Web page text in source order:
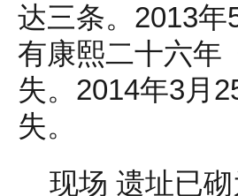
达三条。2013
有康熙二十六年
失。2014年3月
失。
现场 遗址已